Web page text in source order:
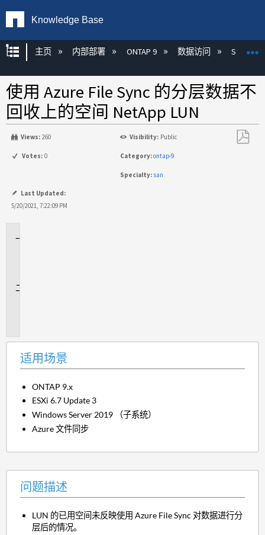
Knowledge Base
扩展/隐缩全局层次
主页 内部部署 ONTAP 9 数据访问 SAN
使用 Azure File Sync 的分层数据不
回收上的空间 NetApp LUN
Views: 260 Visibility: Public
Votes: 0 Category:ontap-9
Specialty: san
Last Updated:
5/20/2021, 7:22:09 PM
适用场景
ONTAP 9.x
ESXi 6.7 Update 3
Windows Server 2019 （子系统）
Azure 文件同步
问题描述
LUN 的已用空间未反映使用 Azure File Sync 对数据进行分
层后的情况。